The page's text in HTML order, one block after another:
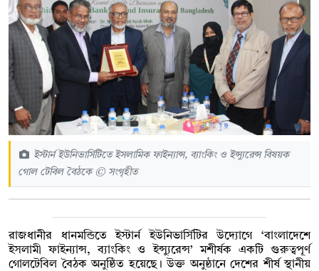
ইস্টার্ন ইউনিভার্সিটিতে ইসলামিক ফাইন্যান্স, ব্যাংকিং ও ইন্স্যুরেন্স বিষয়ক
গোল টেবিল বৈঠকে © সংগৃহীত
রাজধানীর ধানমন্ডিতে ইস্টার্ন ইউনিভার্সিটির উদ্যোগে ‘বাংলাদেশে
ইসলামী ফাইন্যান্স, ব্যাংকিং ও ইন্স্যুরেন্স’ মশীর্ষক একটি গুরুত্বপূর্ণ
গোলটেবিল বৈঠক অনুষ্ঠিত হয়েছে। উক্ত অনুষ্ঠানে দেশের শীর্ষ স্থানীয়